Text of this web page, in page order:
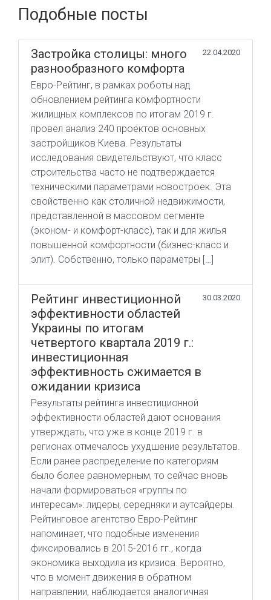
Подобные посты
Застройка столицы: много
разнообразного комфорта
22.04.2020
Евро-Рейтинг, в рамках роботы над
обновлением рейтинга комфортности
жилищных комплексов по итогам 2019 г.
провел анализ 240 проектов основных
застройщиков Киева. Результаты
исследования свидетельствуют, что класс
строительства часто не подтверждается
техническими параметрами новостроек. Эта
свойственно как столичной недвижимости,
представленной в массовом сегменте
(эконом- и комфорт-класс), так и для жилья
повышенной комфортности (бизнес-класс и
элит). Собственно, только параметры […]
Рейтинг инвестиционной
эффективности областей
Украины по итогам
четвертого квартала 2019 г.:
инвестиционная
эффективность сжимается в
ожидании кризиса
30.03.2020
Результаты рейтинга инвестиционной
эффективности областей дают основания
утверждать, что уже в конце 2019 г. в
регионах отмечалось ухудшение результатов.
Если ранее распределение по категориям
было более равномерным, то сейчас вновь
начали формироваться «группы по
интересам»: лидеры, середняки и аутсайдеры.
Рейтинговое агентство Евро-Рейтинг
напоминает, что подобные изменения
фиксировались в 2015-2016 гг., когда
экономика выходила из кризиса. Вероятно,
что в момент движения в обратном
направлении, наблюдается аналогичная